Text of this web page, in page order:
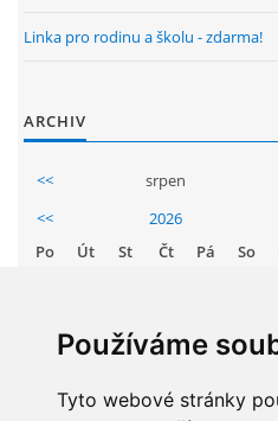
Používáme
Tyto webové stránky
Základní škola, Zbraslav, okres
organizace, IČ:
PSČ 664
Škola: 546 453 183, mobil 739 666
606 946 586, datová
Linka pro rodinu a školu - zdarma!
ARCHIV
<< srpen
<<
2026
Po
Út St Čt Pá So
11 12 13 14 15
18 19 20 21 22